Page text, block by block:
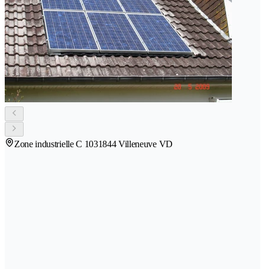
Zone industrielle C 1031844 Villeneuve VD